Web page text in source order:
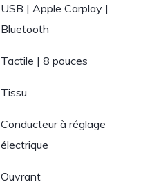
USB | Apple Carplay |
Bluetooth
Tactile | 8 pouces
Tissu
Conducteur à réglage
électrique
Ouvrant